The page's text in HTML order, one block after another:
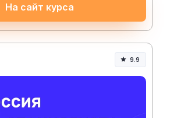
На сайт курса
9.9